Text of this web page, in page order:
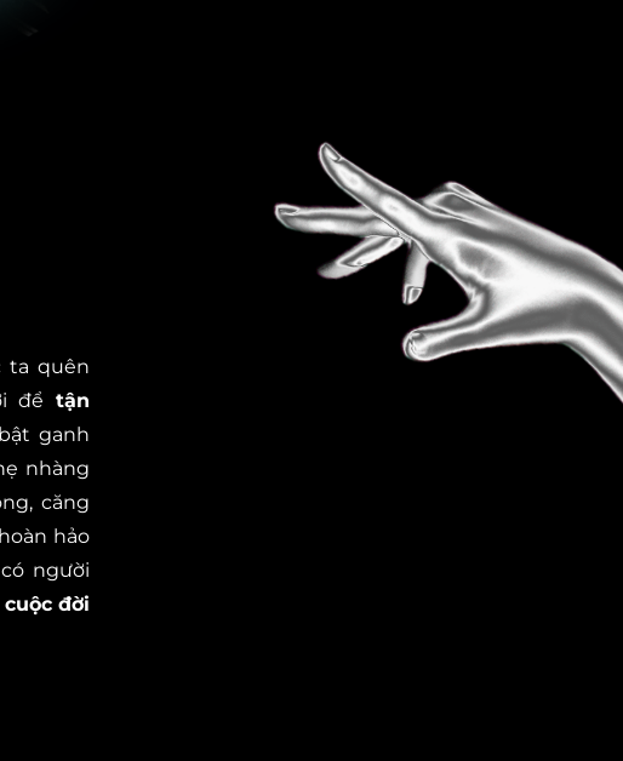
ta quên
để tận
ganh
nhàng
căng
hảo
người
cuộc đời